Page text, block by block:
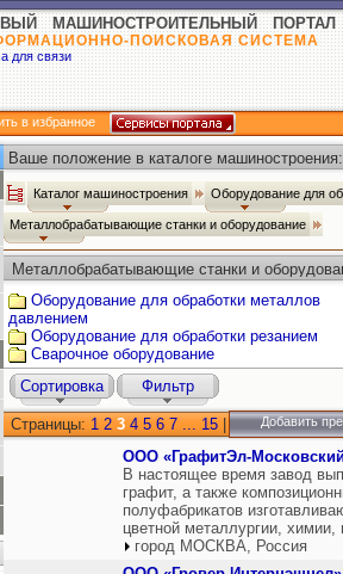
МАШИНОСТРОИТЕЛЬНЫЙ ПОРТАЛ
ПОИСКОВАЯ СИСТЕМА
для связи
в избранное
Ваше положение в каталоге машиностроения:
Каталог машиностроения Оборудование для
Металлобрабатывающие станки и оборудование
Металлобрабатывающие станки и
Оборудование для обработки металлов
давлением
Оборудование для обработки резанием
Сварочное оборудование
Сортировка
Фильтр
Страницы: 1 2 3 4 5 6 7 ... 15 Добавить
ООО «ГрафитЭл-
В настоящее время завод
графит, а также
полуфабрикатов
цветной металлургии,
город МОСКВА, Россия